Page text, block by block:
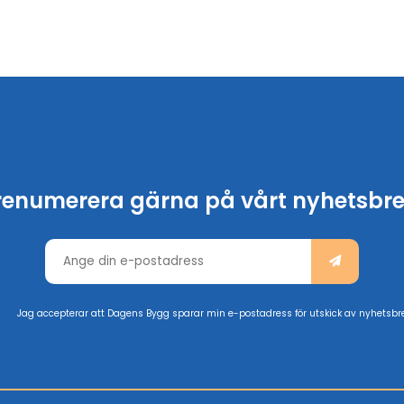
gärna på vårt
Jag accepterar att Dagens Bygg sparar min e-postadress för utskick av